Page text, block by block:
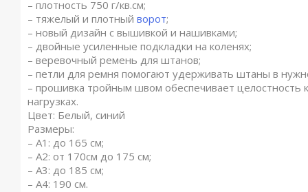
– плотность 750 г/кв.см;
– тяжелый и плотный ворот;
– новый дизайн с вышивкой и нашивками;
– двойные усиленные подкладки на коленях;
– веревочный ремень для штанов;
– петли для ремня помогают удерживать штаны в
– прошивка тройным швом обеспечивает целостность
нагрузках.
Цвет: Белый, синий
Размеры:
– A1: до 165 см;
– A2: от 170см до 175 см;
– A3: до 185 см;
– A4: 190 см.